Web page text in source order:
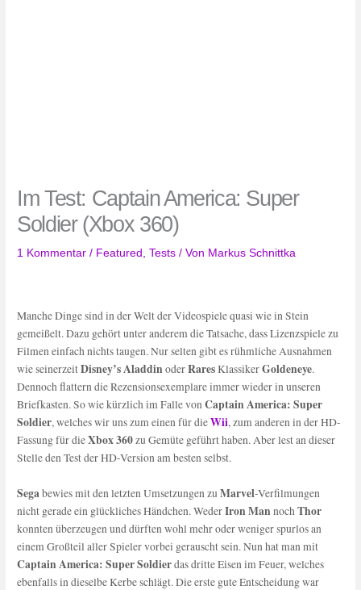
Im Test: Captain America: Super
Soldier (Xbox 360)
1 Kommentar / Featured ,Tests / Von Markus Schnittka
Manche Dinge sind in der Welt der Videospiele quasi wie in Stein
gemeißelt. Dazu gehört unter anderem die Tatsache, dass Lizenzspiele zu
Filmen einfach nichts taugen. Nur selten gibt es rühmliche Ausnahmen
wie seinerzeitDisney’s Aladdin oderRaresKlassikerGoldeneye.
Dennoch flattern die Rezensionsexemplare immer wieder in unseren
Briefkasten. So wie kürzlich im Falle vonCaptain America: Super
Soldier, welches wir uns zum einen für dieWii, zum anderen in der HD-
Fassung für dieXbox 360zu Gemüte geführt haben. Aber lest an dieser
Stelle den Test der HD-Version am besten selbst.
Segabewies mit den letzten Umsetzungen zuMarvel-Verfilmungen
nicht gerade ein glückliches Händchen. WederIron Man nochThor
konnten überzeugen und dürften wohl mehr oder weniger spurlos an
einem Großteil aller Spieler vorbei gerauscht sein. Nun hat man mit
Captain America: Super Soldierdas dritte Eisen im Feuer, welches
ebenfalls in dieselbe Kerbe schlägt. Die erste gute Entscheidung war